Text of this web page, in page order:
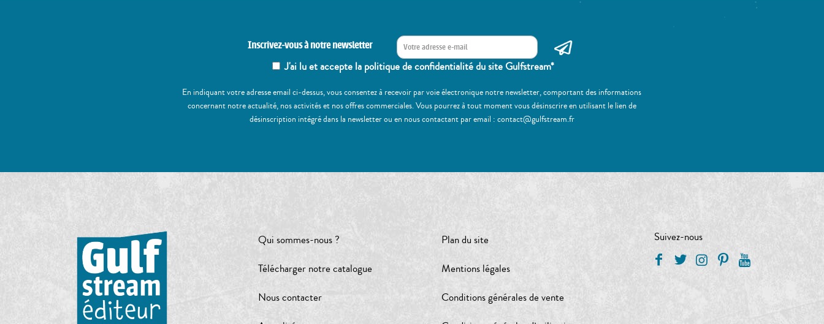
Inscrivez-vous à notre newsletter
J'ai lu et accepte la politique de confidentialité du site Gulfstream*
En indiquant votre adresse email ci-dessus, vous consentez à recevoir par voie électronique notre newsletter, comportant des informations
concernant notre actualité, nos activités et nos offres commerciales. Vous pourrez à tout moment vous désinscrire en utilisant le lien de
désinscription intégré dans la newsletter ou en nous contactant par email : contact@gulfstream.fr
Qui sommes-nous ?
Télécharger notre catalogue
Nous contacter
Plan du site
Mentions légales
Conditions générales de vente
Suivez-nous